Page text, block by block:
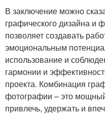
В заключение можно
графического дизайна и
позволяет создавать
эмоциональным
использование и
гармонии и
проекта. Комбинация
фотографии – это
привлечь, удержать и